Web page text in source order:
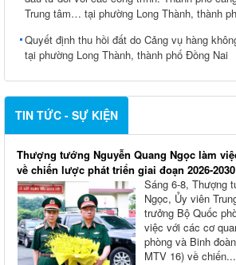
Trung tâm… tại phường Long Thành, thành
Quyết định thu hồi đất do Cảng vụ hàng
tại phường Long Thành, thành phố Đồng Nai
TIN TỨC - SỰ KIỆN
Thượng tướng Nguyễn Quang Ngọc làm
về chiến lược phát triển giai đoạn 2026-2030
Sáng 6-8, Thượng
Ngọc, Ủy viên
trưởng Bộ Quốc
việc với các cơ
phòng và Binh
MTV 16) về chiến...